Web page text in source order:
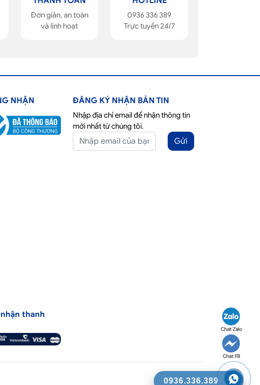
Chat Zalo
Chat FB
0936.336.389
Đơn giản, an toàn
và linh hoạt
0936 336 389
Trực tuyến 24/7
NHẬN ĐĂNG KÝ NHẬN BẢN TIN
Nhập địa chỉ email để nhận thông tin
mới nhất từ chúng tôi.
Gửi
thanh